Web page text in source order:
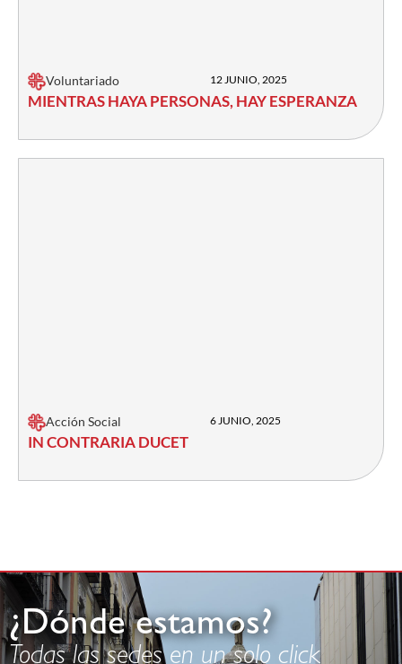
Voluntariado 12 JUNIO, 2025
MIENTRAS HAYA PERSONAS, HAY ESPERANZA
Acción Social 6 JUNIO, 2025
IN CONTRARIA DUCET
¿Dónde estamos?